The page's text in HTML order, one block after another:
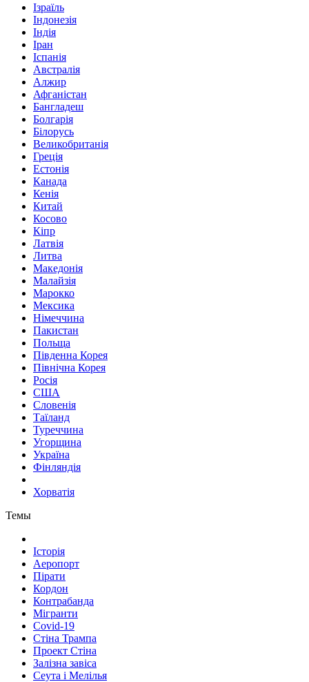
Ізраїль
Індонезія
Індія
Іран
Іспанія
Австралія
Алжир
Афганістан
Бангладеш
Болгарія
Білорусь
Великобританія
Греція
Естонія
Канада
Кенія
Китай
Косово
Кіпр
Латвія
Литва
Македонія
Малайзія
Марокко
Мексика
Німеччина
Пакистан
Польща
Південна Корея
Північна Корея
Росія
США
Словенія
Таїланд
Туреччина
Угорщина
Україна
Фінляндія
Хорватія
Темы
Історія
Аеропорт
Пірати
Кордон
Контрабанда
Мігранти
Covid-19
Стіна Трампа
Проект Стіна
Залізна завіса
Сеута і Мелілья